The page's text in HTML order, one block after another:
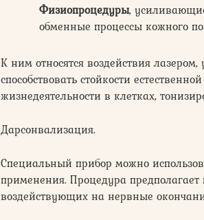
Физиопроцедуры,
обменные процессы кожного
К ним относятся воздействия
способствовать стойкости
жизнедеятельности в клетках,
Дарсонвализация.
Специальный прибор можно
применения. Процедура
воздействующих на нервные